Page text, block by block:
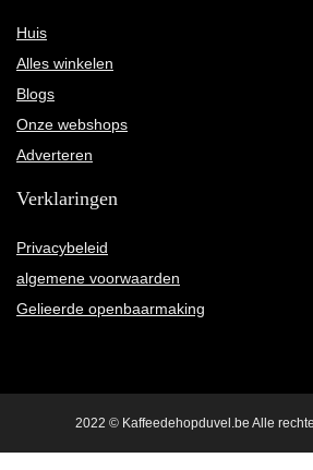
Huis
Alles winkelen
Blogs
Onze webshops
Adverteren
Verklaringen
Privacybeleid
algemene voorwaarden
Gelieerde openbaarmaking
2022 © Kaffeedehopduvel.be Alle